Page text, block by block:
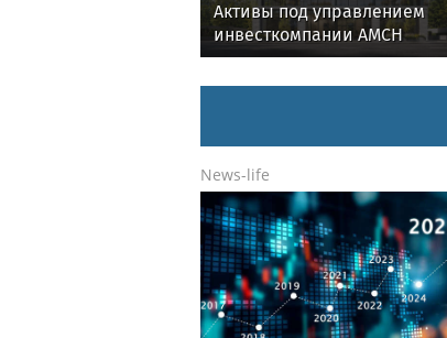
Активы под управлением
инвесткомпании AMCH
превысили $50 млн
News-life